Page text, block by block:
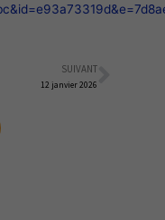
SUIVANT
12 janvier 2026